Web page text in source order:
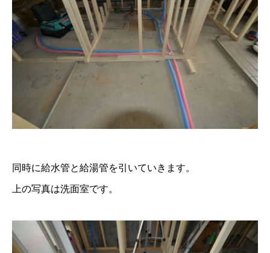
同時に給水管と給湯管を引いていきます。
上の写真は洗面室です。